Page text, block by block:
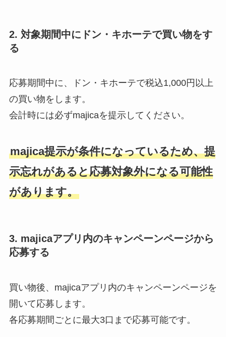
2. 対象期間中にドン・キホーテで買い物をす
る
応募期間中に、ドン・キホーテで税込1,000円以上
の買い物をします。
会計時には必ずmajicaを提示してください。
majica提示が条件になっているため、提
示忘れがあると応募対象外になる可能性
があります。
3. majicaアプリ内のキャンペーンページから
応募する
買い物後、majicaアプリ内のキャンペーンページを
開いて応募します。
各応募期間ごとに最大3口まで応募可能です。